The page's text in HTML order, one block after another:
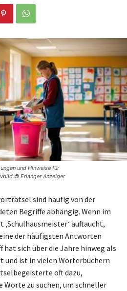
und Hinweise für
© Erlanger Anzeiger
sind häufig von der
Begriffe abhängig. Wenn im
auftaucht,
der häufigsten Antworten
hat sich über die Jahre hinweg als
und ist in vielen Wörterbüchern
oft dazu,
Worte zu suchen, um schneller